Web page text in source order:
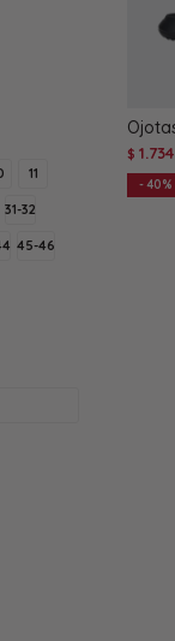
$ 1.734
40
11
31-32
45-46